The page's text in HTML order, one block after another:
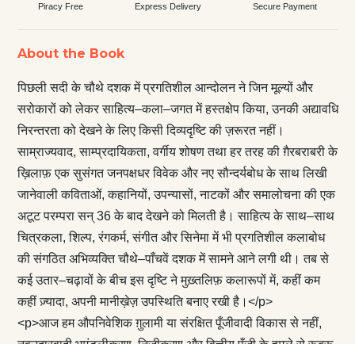
Piracy Free Express Delivery Secure Payment
About the Book
पिछली सदी के चौथे दशक में प्रगतिशील आन्दोलन ने जिन मूल्यों और
सरोकारों को लेकर साहित्य–कला–जगत में हस्तक्षेप किया, उनकी अद्यावधि
निरन्तरता को देखने के लिए किसी दिव्यदृष्टि की ज़रूरत नहीं।
साम्राज्यवाद, साम्प्रदायिकता, वर्गीय शोषण तथा हर तरह की ग़ैरबराबरी के
ख़िलाफ़ एक सुसंगत जनपक्षधर विवेक और नए सौन्दर्यबोध के साथ लिखी
जानेवाली कविताओं, कहानियों, उपन्यासों, नाटकों और समालोचना की एक
अटूट परम्परा सन् 36 के बाद देखने को मिलती है। साहित्य के साथ–साथ
चित्रकला, शिल्प, रंगकर्म, संगीत और सिनेमा में भी प्रगतिशील कलाबोध
की संगठित अभिव्यक्ति चौथे–पाँचवें दशक में सामने आने लगी थी। तब से
कई उतार–चढ़ावों के बीच इस दृष्टि ने मुख़्तलिफ़ कलारूपों में, कहीं कम
कहीं ज़्यादा, अपनी मानीख़ेज़ उपस्थिति बनाए रखी है।</p>
<p>आज हम औपनिवेशिक ग़ुलामी या संरक्षित पूँजीवादी विकास से नहीं,